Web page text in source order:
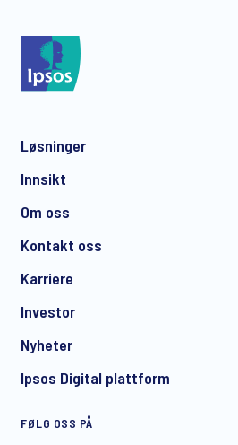
communication about products
withdraw your consent at any
Løsninger
Innsikt
Om oss
Kontakt oss
Karriere
Investor
Nyheter
Ipsos Digital plattform
FØLG OSS PÅ